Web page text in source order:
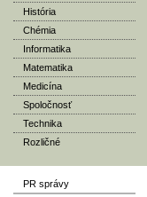
História
Chémia
Informatika
Matematika
Medicína
Spoločnosť
Technika
Rozličné
PR správy